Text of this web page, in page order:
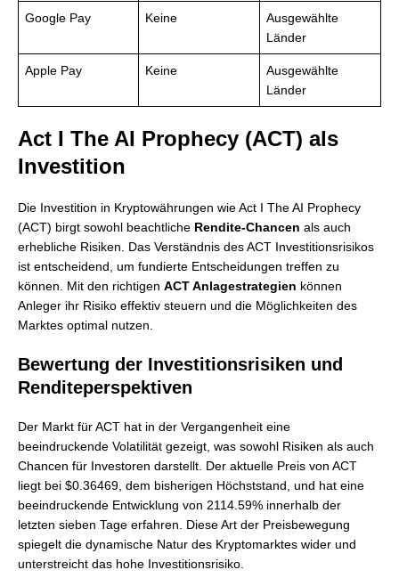
Google Pay Keine
Ausgewählte
Länder
Apple Pay Keine
Ausgewählte
Länder
Act I The AI Prophecy (ACT) als
Investition
Die Investition in Kryptowährungen wie Act I The AI Prophecy
(ACT) birgt sowohl beachtliche Rendite-Chancen als auch
erhebliche Risiken. Das Verständnis des ACT Investitionsrisikos
ist entscheidend, um fundierte Entscheidungen treffen zu
können. Mit den richtigen ACT Anlagestrategien können
Anleger ihr Risiko effektiv steuern und die Möglichkeiten des
Marktes optimal nutzen.
Bewertung der Investitionsrisiken und
Renditeperspektiven
Der Markt für ACT hat in der Vergangenheit eine
beeindruckende Volatilität gezeigt, was sowohl Risiken als auch
Chancen für Investoren darstellt. Der aktuelle Preis von ACT
liegt bei $0.36469, dem bisherigen Höchststand, und hat eine
beeindruckende Entwicklung von 2114.59% innerhalb der
letzten sieben Tage erfahren. Diese Art der Preisbewegung
spiegelt die dynamische Natur des Kryptomarktes wider und
unterstreicht das hohe Investitionsrisiko.